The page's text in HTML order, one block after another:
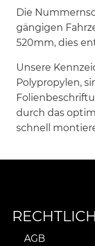
Die
gängigen
520mm, dies
Unsere
Polypropylen,
durch das
schnell
AGB